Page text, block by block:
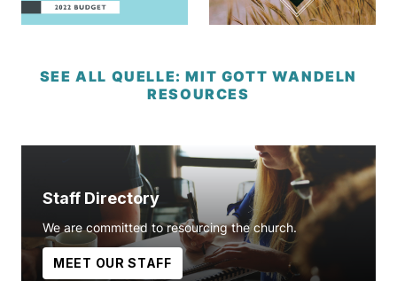
SEE ALL QUELLE: MIT GOTT WANDELN
RESOURCES
Staff Directory
We are committed to resourcing the church.
MEET OUR STAFF